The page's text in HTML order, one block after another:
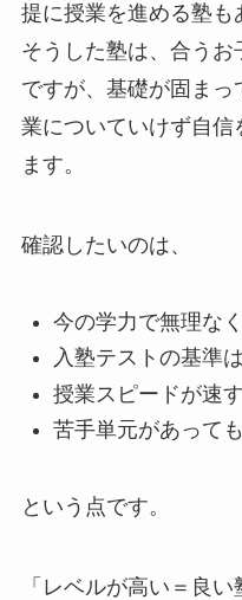
提に授業を進める塾も
そうした塾は、合う
ですが、基礎が固ま
業についていけず自信
ます。
確認したいのは、
今の学力で無理な
入塾テストの基準
授業スピードが速
苦手単元があって
という点です。
「レベルが高い＝良